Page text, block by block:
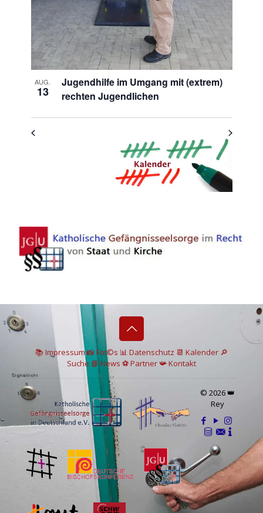
AUG.
13
Jugendhilfe im Umgang mit (extrem)
rechten Jugendlichen
📚 Impressum📸Fot©s 📊 Datenschutz 📆 Kalender 🔎
Suche 📘 News ⚽Partner📯Kontakt
© 2026 👑
Rey